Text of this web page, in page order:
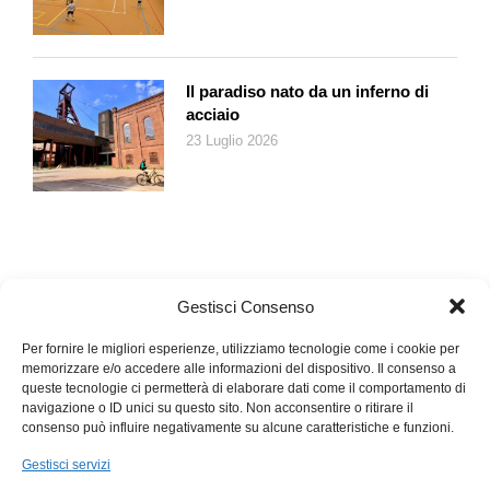
Gestisci Consenso
Per fornire le migliori esperienze, utilizziamo tecnologie come i cookie per
memorizzare e/o accedere alle informazioni del dispositivo. Il consenso a
queste tecnologie ci permetterà di elaborare dati come il comportamento di
navigazione o ID unici su questo sito. Non acconsentire o ritirare il
consenso può influire negativamente su alcune caratteristiche e funzioni.
Gestisci servizi
Un Suv che può viaggiare in modalità esclusivamente elettrica,
mista oppure solo a benzina.
Il bello è che a bordo la differenza quasi non si percepisce
grazie a un’elettronica evoluta che sovraintende alla mobilità
gestendo tutti i sistemi. Si può anche fare a meno del manuale
d’istruzioni… Ed ecco che l’automobilista può rilassarsi e
pensare solo a guidare. E l’ansia da autonomia? Viaggiando
con il solo motore elettrico le batterie permettono di percorrere
Il paradiso nato da un inferno di
acciaio
23 Luglio 2026